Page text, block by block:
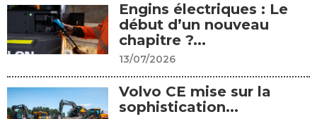
Engins électriques : Le
début d’un nouveau
chapitre ?...
13/07/2026
Volvo CE mise sur la
sophistication...